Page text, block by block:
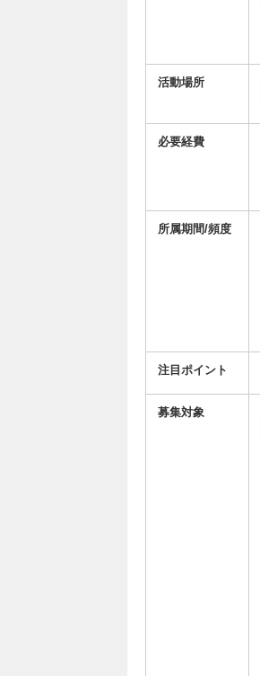
活動場所
必要経費
所属期間/頻度
注目ポイント
募集対象